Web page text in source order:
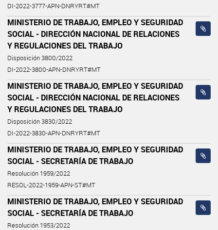
DI-2022-3777-APN-DNRYRT#MT
MINISTERIO DE TRABAJO, EMPLEO Y SEGURIDAD
SOCIAL - DIRECCIÓN NACIONAL DE RELACIONES
Y REGULACIONES DEL TRABAJO
Disposición 3800/2022
DI-2022-3800-APN-DNRYRT#MT
MINISTERIO DE TRABAJO, EMPLEO Y SEGURIDAD
SOCIAL - DIRECCIÓN NACIONAL DE RELACIONES
Y REGULACIONES DEL TRABAJO
Disposición 3830/2022
DI-2022-3830-APN-DNRYRT#MT
MINISTERIO DE TRABAJO, EMPLEO Y SEGURIDAD
SOCIAL - SECRETARÍA DE TRABAJO
Resolución 1959/2022
RESOL-2022-1959-APN-ST#MT
MINISTERIO DE TRABAJO, EMPLEO Y SEGURIDAD
SOCIAL - SECRETARÍA DE TRABAJO
Resolución 1953/2022